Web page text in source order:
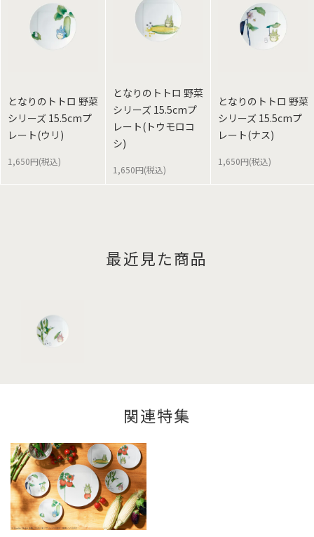
となりのトトロ 野菜
シリーズ 15.5cmプ
レート(ウリ)
1,650円(税込)
となりのトトロ 野菜
シリーズ 15.5cmプ
レート(トウモロコ
シ)
1,650円(税込)
となりのトトロ 野菜
シリーズ 15.5cmプ
レート(ナス)
1,650円(税込)
最近見た商品
関連特集